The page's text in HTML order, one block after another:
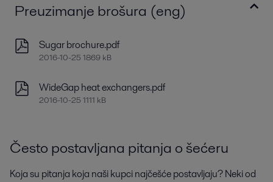
Preuzimanje brošura (eng)
Sugar brochure.pdf
2016-10-25 1869 kB
WideGap heat exchangers.pdf
2016-10-25 1111 kB
Često postavljana pitanja o šećeru
Koja su pitanja koja naši kupci najčešće postavljaju? Neki od